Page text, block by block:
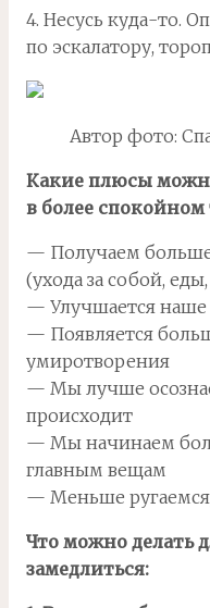
4. Несусь куда-то.
по эскалатору,
Автор фото:
Какие плюсы
в более спокойном
— Получаем больше
(ухода за собой,
— Улучшается наше
— Появляется
умиротворения
— Мы лучше
происходит
— Мы начинаем
главным вещам
— Меньше
Что можно делать
замедлиться: